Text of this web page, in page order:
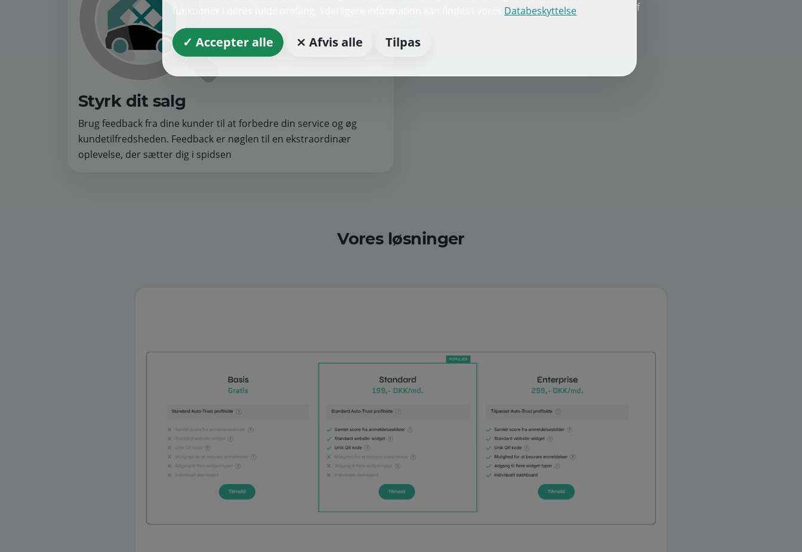
Styrk dit salg
Brug feedback fra dine kunder til at forbedre din service og øg
kundetilfredsheden. Feedback er nøglen til en ekstraordinær
oplevelse, der sætter dig i spidsen
Vores løsninger
funktioner i deres fulde omfang. Yderligere information kan findes i vores Databeskyttelse
✓ Accepter alle ⨯ Afvis alle Tilpas
f